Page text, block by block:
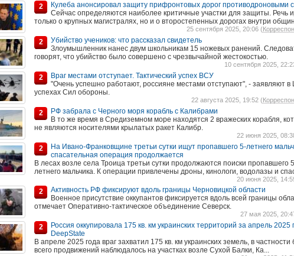
2
Кулеба анонсировал защиту прифронтовых дорог противодроновыми
Сейчас определяются наиболее критичные участки для защиты. Речь
только о крупных магистралях, но и о второстепенных дорогах внутри
25 сентября 2025, 20:06 (
2
Убийство учеников: что рассказал свидетель
Злоумышленник нанес двум школьникам 15 ножевых ранений.
говорят, что убийство было совершено с чрезвычайной жестокостью.
10 сентября 2025,
2
Враг местами отступает. Тактический успех ВСУ
"Очень успешно работают, россияне местами отступают", - заявляют
успехах Сил обороны.
22 августа 2025, 19:52 (
2
РФ забрала с Черного моря корабль с Калибрами
В то же время в Средиземном море находятся 2 вражеских корабля,
не являются носителями крылатых ракет Калибр.
22 июня 2025,
2
На Ивано-Франковщине третьи сутки ищут пропавшего 5-летнего
спасательная операция продолжается
В лесах возле села Троица третьи сутки продолжаются поиски пропавшего
летнего мальчика. К операции привлечены дроны, кинологи, водолазы и
20 июня 2025,
2
Активность РФ фиксируют вдоль границы Черновицкой области
Военное присутствие оккупантов фиксируется вдоль всей границы
отмечает Оперативно-тактическое объединение Северск.
27 мая 2025,
2
Россия оккупировала 175 кв. км украинских территорий за апрель 2025
DeepState
В апреле 2025 года враг захватил 175 кв. км украинских земель, в
всего продвижений наблюдалось на участках возле Сухой Балки, Ка...